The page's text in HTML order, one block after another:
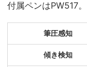
付属ペンはPW517
筆圧感知
傾き検知